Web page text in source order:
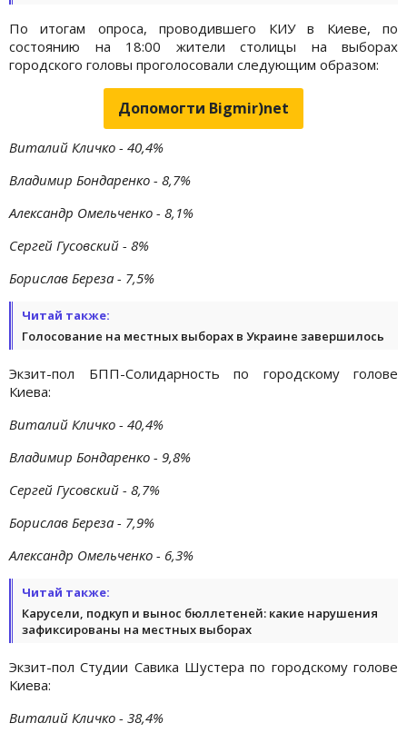
По итогам опроса, проводившего КИУ в Киеве, по
состоянию на 18:00 жители столицы на выборах
городского головы проголосовали следующим образом:
Допомогти Bigmir)net
Виталий Кличко - 40,4%
Владимир Бондаренко - 8,7%
Александр Омельченко - 8,1%
Сергей Гусовский - 8%
Борислав Береза - 7,5%
Читай также:
Голосование на местных выборах в Украине завершилось
Экзит-пол БПП-Солидарность по городскому голове
Киева:
Виталий Кличко - 40,4%
Владимир Бондаренко - 9,8%
Сергей Гусовский - 8,7%
Борислав Береза - 7,9%
Александр Омельченко - 6,3%
Читай также:
Карусели, подкуп и вынос бюллетеней: какие нарушения
зафиксированы на местных выборах
Экзит-пол Студии Савика Шустера по городскому голове
Киева:
Виталий Кличко - 38,4%